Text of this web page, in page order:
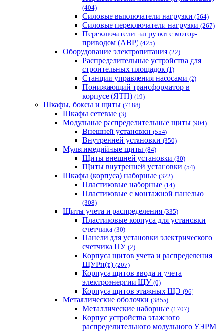
(404)
Силовые выключатели нагрузки (564)
Cиловые переключатели нагрузки (267)
Переключатели нагрузки с мотор-
приводом (АВР) (425)
Оборудование электропитания (22)
Распределительные устройства для
строительных площадок (1)
Станции управления насосами (2)
Понижающий трансформатор в
корпусе (ЯТП) (19)
Шкафы, боксы и щиты (7188)
Шкафы сетевые (3)
Модульные распределительные щиты (904)
Внешней установки (554)
Внутренней установки (350)
Мультимедийные щиты (84)
Щиты внешней установки (30)
Щиты внутренней установки (54)
Шкафы (корпуса) наборные (322)
Пластиковые наборные (14)
Пластиковые с монтажной панелью
(308)
Щиты учета и распределения (335)
Пластиковые корпуса для установки
счетчика (30)
Панели для установки электрического
счетчика ПУ (2)
Корпуса щитов учета и распределения
ЩУРн(в) (207)
Корпуса щитов ввода и учета
электроэнергии ЩУ (0)
Корпуса щитов этажных ЩЭ (96)
Металлические оболочки (3855)
Металлические наборные (1707)
Корпус устройства этажного
распределительного модульного УЭРМ